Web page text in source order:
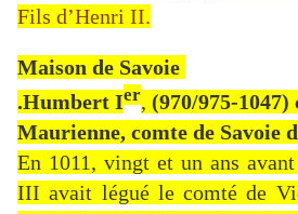
Fils d’Henri II.
Maison de Savoie
.Humbert Ier, (970/975-1047)
Maurienne, comte de Savoie
En 1011, vingt et un ans
III avait légué le comté de